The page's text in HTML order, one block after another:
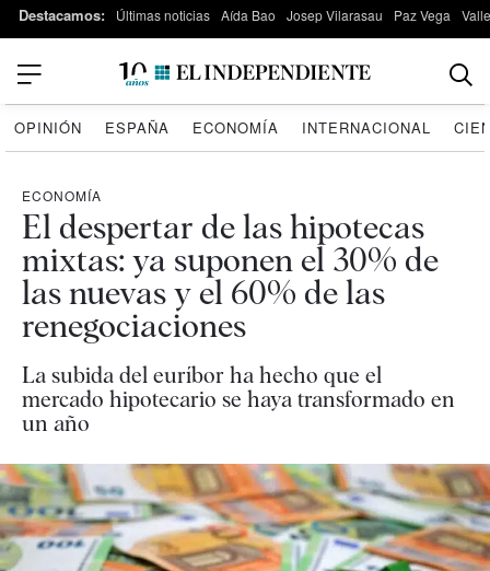
Destacamos: Últimas noticias Aída Bao Josep Vilarasau Paz Vega
OPINIÓN ESPAÑA ECONOMÍA INTERNACIONAL
ECONOMÍA
El despertar de las hipotecas
mixtas: ya suponen el 30% de
las nuevas y el 60% de las
renegociaciones
La subida del euríbor ha hecho que el
mercado hipotecario se haya transformado en
un año